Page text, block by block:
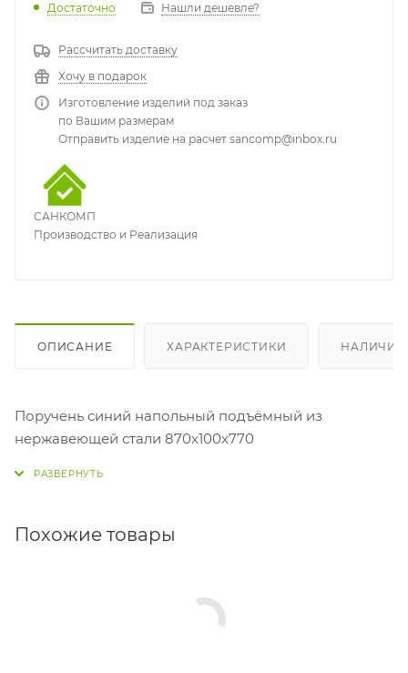
Достаточно Нашли дешевле?
Рассчитать доставку
Хочу в подарок
Изготовление изделий под заказ
по Вашим размерам
Отправить изделие на расчет sancomp@inbox.ru
САНКОМП
Производство и Реализация
ОПИСАНИЕ ХАРАКТЕРИСТИКИ НАЛИЧИЕ
Поручень синий напольный подъёмный из
нержавеющей стали 870х100х770
Похожие товары